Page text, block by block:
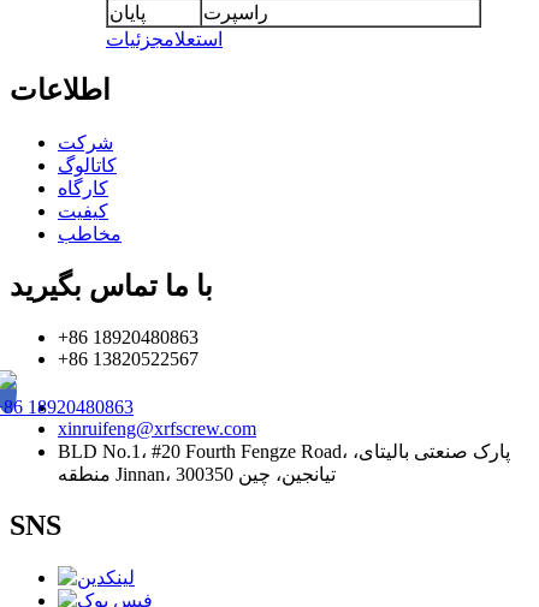
پایان
راسپرت
استعلامجزئیات
اطلاعات
شرکت
کاتالوگ
کارگاه
کیفیت
مخاطب
با ما تماس بگیرید
+86 18920480863
+86 13820522567
18920480863
xinruifeng@xrfscrew.com
BLD No.1، #20 Fourth Fengze Road، پارک صنعتی بالیتای،
منطقه Jinnan، تیانجین، چین 300350
SNS